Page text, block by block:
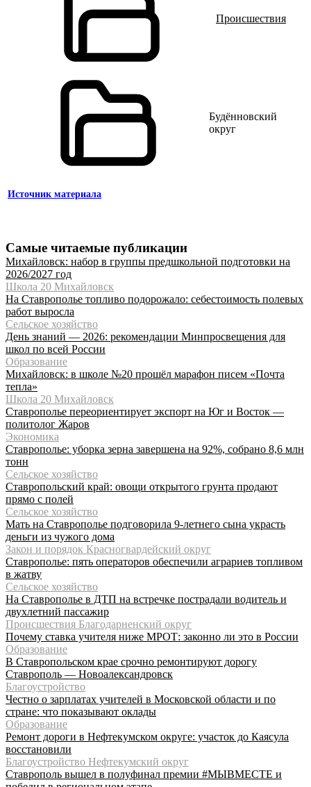
Происшествия
Будённовский
округ
Источник материала
Самые читаемые публикации
Михайловск: набор в группы предшкольной подготовки на
2026/2027 год
Школа 20 Михайловск
На Ставрополье топливо подорожало: себестоимость полевых
работ выросла
Сельское хозяйство
День знаний — 2026: рекомендации Минпросвещения для
школ по всей России
Образование
Михайловск: в школе №20 прошёл марафон писем «Почта
тепла»
Школа 20 Михайловск
Ставрополье переориентирует экспорт на Юг и Восток —
политолог Жаров
Экономика
Ставрополье: уборка зерна завершена на 92%, собрано 8,6 млн
тонн
Сельское хозяйство
Ставропольский край: овощи открытого грунта продают
прямо с полей
Сельское хозяйство
Мать на Ставрополье подговорила 9-летнего сына украсть
деньги из чужого дома
Закон и порядок Красногвардейский округ
Ставрополье: пять операторов обеспечили аграриев топливом
в жатву
Сельское хозяйство
На Ставрополье в ДТП на встречке пострадали водитель и
двухлетний пассажир
Происшествия Благодарненский округ
Почему ставка учителя ниже МРОТ: законно ли это в России
Образование
В Ставропольском крае срочно ремонтируют дорогу
Ставрополь — Новоалександровск
Благоустройство
Честно о зарплатах учителей в Московской области и по
стране: что показывают оклады
Образование
Ремонт дороги в Нефтекумском округе: участок до Каясула
восстановили
Благоустройство Нефтекумский округ
Ставрополь вышел в полуфинал премии #МЫВМЕСТЕ и